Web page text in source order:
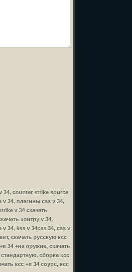
34, counter strike source
v 34, плагины css v 34,
v 34 скачать
контру v 34,
v 34, kss v 34css 34, css v
скачать русскую ксс
34 +на оружие, скачать
стандартную, сборка ксс
ксс +в 34 соурс, ксс